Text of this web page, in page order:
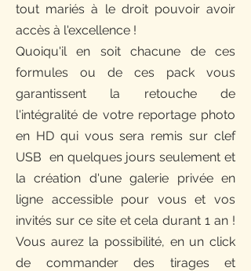
tout mariés à le droit pouvoir avoir
accès à l'excellence !
Quoiqu'il en soit chacune de ces
formules ou de ces pack vous
garantissent la retouche de
l'intégralité de votre reportage photo
en HD qui vous sera remis sur clef
USB en quelques jours seulement et
la création d'une galerie privée en
ligne accessible pour vous et vos
invités sur ce site et cela durant 1 an !
Vous aurez la possibilité, en un click
de commander des tirages et